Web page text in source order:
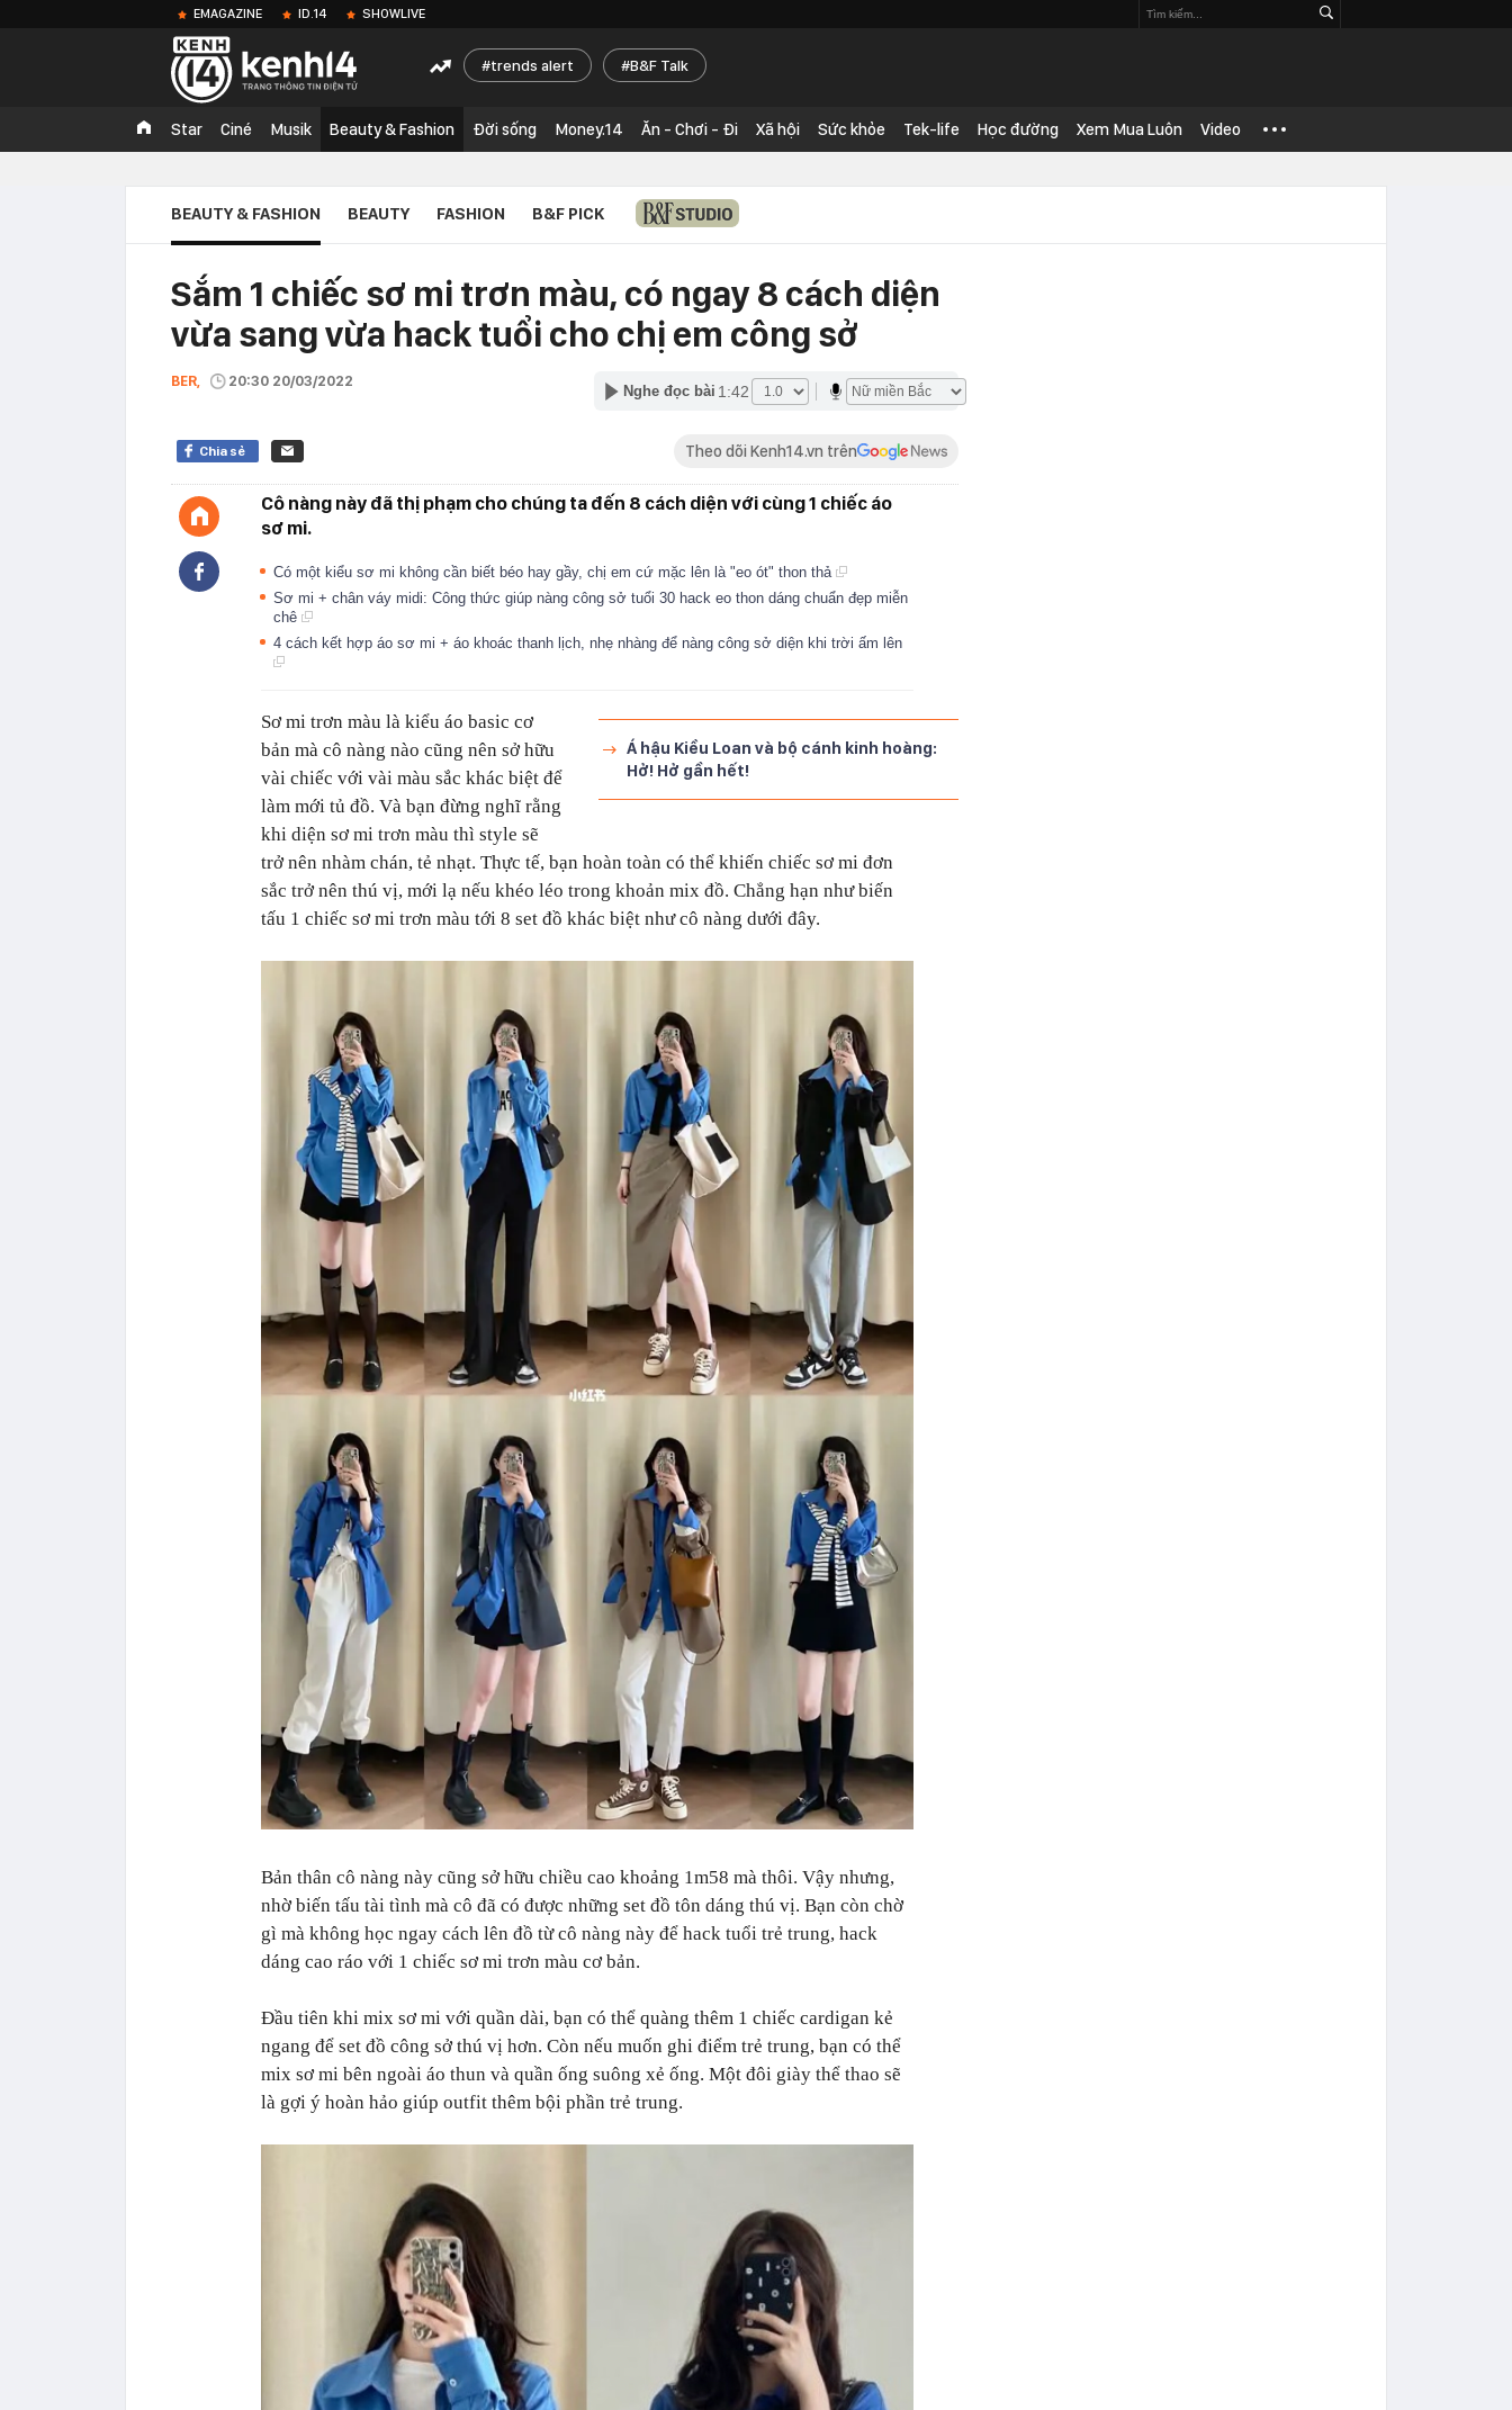
EMAGAZINE ID.14 SHOWLIVE
trends alert B&F Talk
Star Ciné Musik Beauty & Fashion Đời sống Money.14 Ăn - Chơi - Đi Xã hội Sức khỏe Tek-life Học đường Xem Mua Luôn Video
BEAUTY & FASHION BEAUTY FASHION B&F PICK
Sắm 1 chiếc sơ mi trơn màu, có ngay 8 cách diện
vừa sang vừa hack tuổi cho chị em công sở
BER, 20:30 20/03/2022
Nghe đọc bài 1:42
Chia sẻ Theo dõi Kenh14.vn trên
Cô nàng này đã thị phạm cho chúng ta đến 8 cách diện với cùng 1 chiếc áo
sơ mi.
Có một kiểu sơ mi không cần biết béo hay gầy, chị em cứ mặc lên là "eo ót" thon thả
Sơ mi + chân váy midi: Công thức giúp nàng công sở tuổi 30 hack eo thon dáng chuẩn đẹp miễn
chê
4 cách kết hợp áo sơ mi + áo khoác thanh lịch, nhẹ nhàng để nàng công sở diện khi trời ấm lên
Á hậu Kiều Loan và bộ cánh kinh hoàng:
Hở! Hở gần hết!
Sơ mi trơn màu là kiểu áo basic cơ
bản mà cô nàng nào cũng nên sở hữu
vài chiếc với vài màu sắc khác biệt để
làm mới tủ đồ. Và bạn đừng nghĩ rằng
khi diện sơ mi trơn màu thì style sẽ
trở nên nhàm chán, tẻ nhạt. Thực tế, bạn hoàn toàn có thể khiến chiếc sơ mi đơn
sắc trở nên thú vị, mới lạ nếu khéo léo trong khoản mix đồ. Chẳng hạn như biến
tấu 1 chiếc sơ mi trơn màu tới 8 set đồ khác biệt như cô nàng dưới đây.
Bản thân cô nàng này cũng sở hữu chiều cao khoảng 1m58 mà thôi. Vậy nhưng,
nhờ biến tấu tài tình mà cô đã có được những set đồ tôn dáng thú vị. Bạn còn chờ
gì mà không học ngay cách lên đồ từ cô nàng này để hack tuổi trẻ trung, hack
dáng cao ráo với 1 chiếc sơ mi trơn màu cơ bản.
Đầu tiên khi mix sơ mi với quần dài, bạn có thể quàng thêm 1 chiếc cardigan kẻ
ngang để set đồ công sở thú vị hơn. Còn nếu muốn ghi điểm trẻ trung, bạn có thể
mix sơ mi bên ngoài áo thun và quần ống suông xẻ ống. Một đôi giày thể thao sẽ
là gợi ý hoàn hảo giúp outfit thêm bội phần trẻ trung.